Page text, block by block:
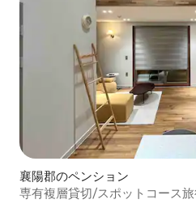
襄陽郡のペンション
専有複層貸切/スポットコース